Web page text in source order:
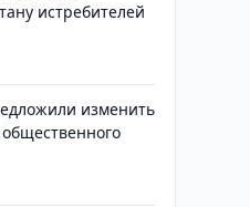
истребителей
изменить